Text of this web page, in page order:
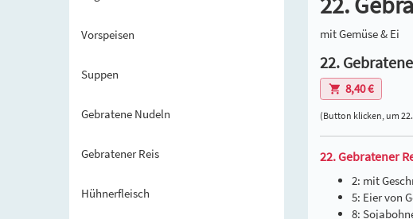
Vorspeisen
Suppen
Gebratene Nudeln
Gebratener Reis
Hühnerfleisch
mit Gemüse & Ei
22.
8,40 €
(Button klicken, um
22. Gebratener
2: mit
5: Eier von
8: